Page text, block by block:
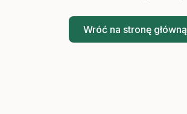
Wróć na stronę główną